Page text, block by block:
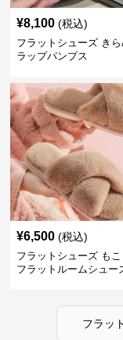
¥8,100 (税込)
フラットシューズ きら
ラップパンプス
¥6,500 (税込)
フラットシューズ も
フラットルームシュー
フラッ